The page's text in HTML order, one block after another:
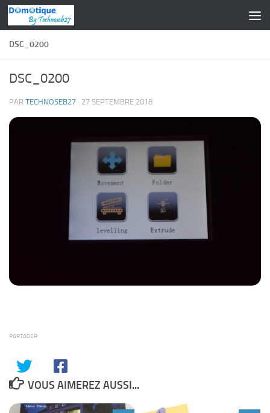
Skip to content
DSC_0200
DSC_0200
PAR TECHNOSEB27 · 27 SEPTEMBRE 2018
PARTAGER
VOUS AIMEREZ AUSSI...